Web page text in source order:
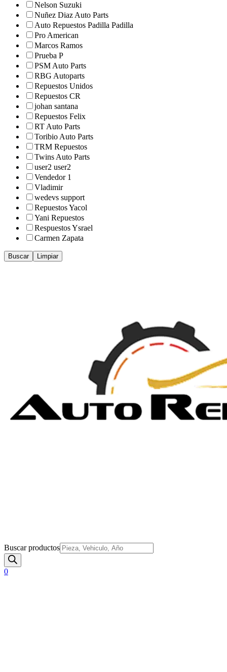
Nelson Suzuki
Nuñez Diaz Auto Parts
Auto Repuestos Padilla Padilla
Pro American
Marcos Ramos
Prueba P
PSM Auto Parts
RBG Autoparts
Repuestos Unidos
Repuestos CR
johan santana
Repuestos Felix
RT Auto Parts
Toribio Auto Parts
TRM Repuestos
Twins Auto Parts
user2 user2
Vendedor 1
Vladimir
wedevs support
Repuestos Yacol
Yani Repuestos
Respuestos Ysrael
Carmen Zapata
Buscar Limpiar
Buscar productos
0